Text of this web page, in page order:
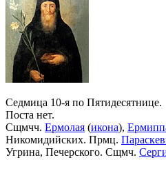
Седмица 10-я по Пятидесятнице.
Поста нет.
Сщмчч. Ермолая (икона),
Никомидийских. Прмц.
Угрина, Печерского. Сщмч.